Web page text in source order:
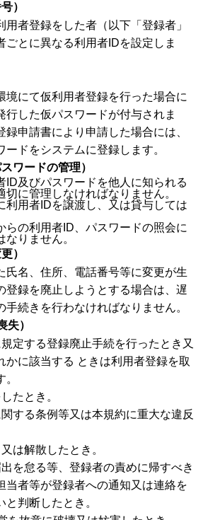
）
用者登録をした者（以下「登録者」
ごとに異なる利用者IDを設定しま
境にて仮利用者登録を行った場合に
行した仮パスワードが付与されま
録申請書により申請した場合には、
ードをシステムに登録します。
ワードの管理）
ID及びパスワードを他人に知られる
切に管理しなければなりません。
利用者IDを譲渡し、又は貸与しては
らの利用者ID、パスワードの照会に
りません。
）
氏名、住所、電話番号等に変更が生
登録を廃止しようとする場合は、遅
手続きを行わなければなりません。
失）
定する登録廃止手続を行ったとき又
かに該当する ときは利用者登録を取
たとき。
関する条例等又は本規約に重大な違反
は解散したとき。
出を怠る等、登録者の責めに帰すべき
当者等が登録者への通知又は連絡を
判断したとき。